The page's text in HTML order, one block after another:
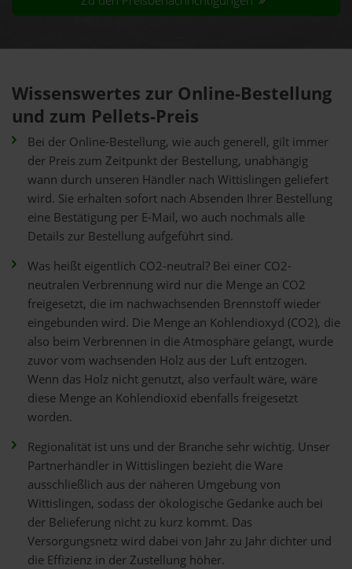
Wissenswertes zur Online-Bestellung
und zum Pellets-Preis
Bei der Online-Bestellung, wie auch generell, gilt immer
der Preis zum Zeitpunkt der Bestellung, unabhängig
wann durch unseren Händler nach Wittislingen geliefert
wird. Sie erhalten sofort nach Absenden Ihrer Bestellung
eine Bestätigung per E-Mail, wo auch nochmals alle
Details zur Bestellung aufgeführt sind.
Was heißt eigentlich CO2-neutral? Bei einer CO2-
neutralen Verbrennung wird nur die Menge an CO2
freigesetzt, die im nachwachsenden Brennstoff wieder
eingebunden wird. Die Menge an Kohlendioxyd (CO2), die
also beim Verbrennen in die Atmosphäre gelangt, wurde
zuvor vom wachsenden Holz aus der Luft entzogen.
Wenn das Holz nicht genutzt, also verfault wäre, wäre
diese Menge an Kohlendioxid ebenfalls freigesetzt
worden.
Regionalität ist uns und der Branche sehr wichtig. Unser
Partnerhändler in Wittislingen bezieht die Ware
ausschließlich aus der näheren Umgebung von
Wittislingen, sodass der ökologische Gedanke auch bei
der Belieferung nicht zu kurz kommt. Das
Versorgungsnetz wird dabei von Jahr zu Jahr dichter und
die Effizienz in der Zustellung höher.